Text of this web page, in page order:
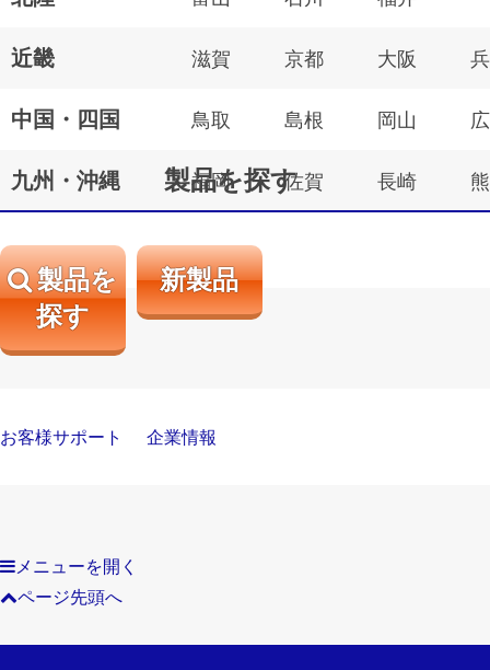
近畿 滋賀 京都 大阪
中国・四国 鳥取 島根 岡山
九州・沖縄 福岡 佐賀 長崎
製品を探す
製品を
探す
新製品
お客様サポート 企業情報
メニューを開く
ページ先頭へ